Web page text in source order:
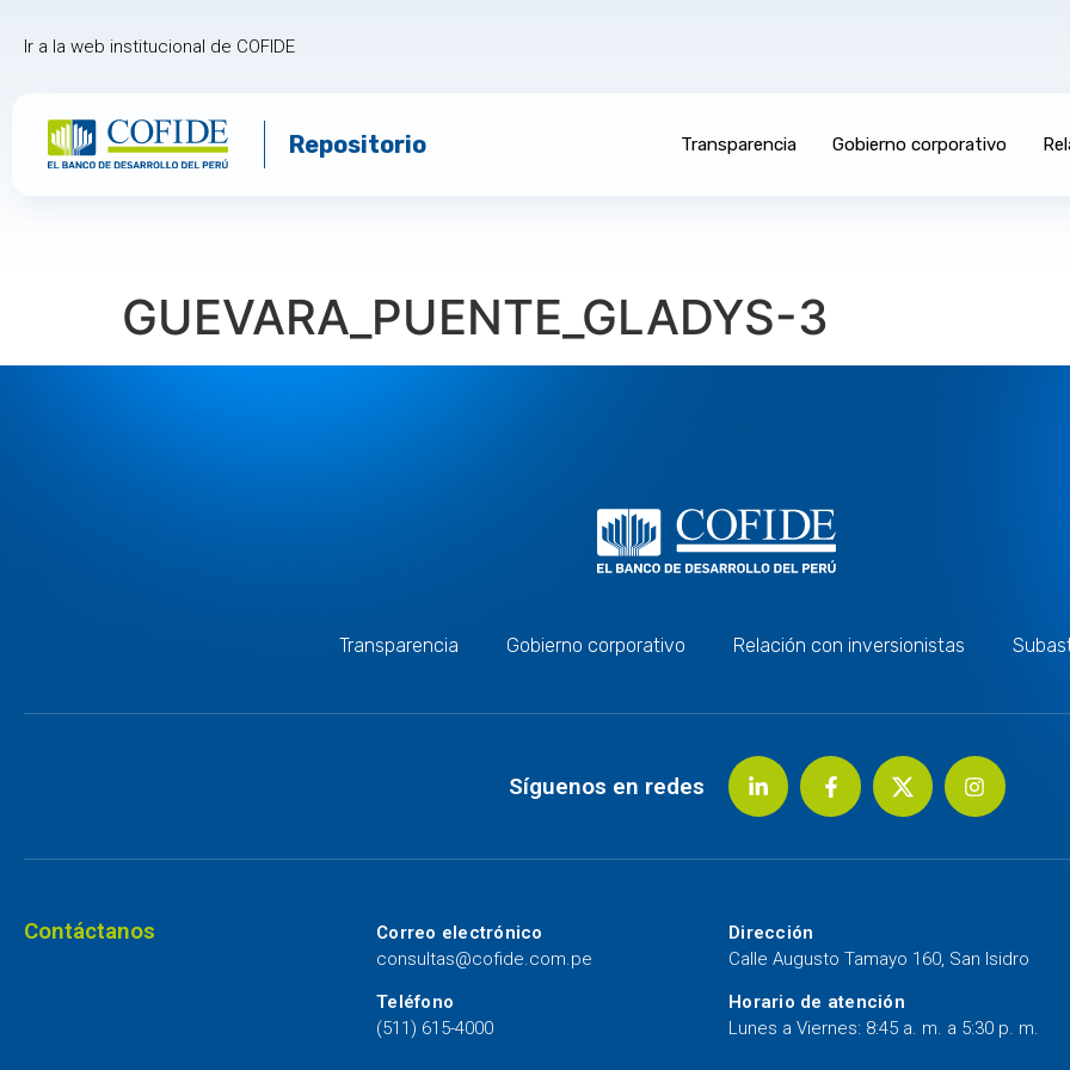
Ir a la web institucional de COFIDE
Repositorio Transparencia Gobierno corporativo
GUEVARA_PUENTE_GLADYS-3
Transparencia Gobierno corporativo Relación con inversionistas
Síguenos en redes
Contáctanos
Correo electrónico
consultas@cofide.com.pe
Teléfono
(511) 615-4000
Dirección
Calle Augusto Tamayo 160, San Isidro
Horario de atención
Lunes a Viernes: 8:45 a. m. a 5:30 p. m.